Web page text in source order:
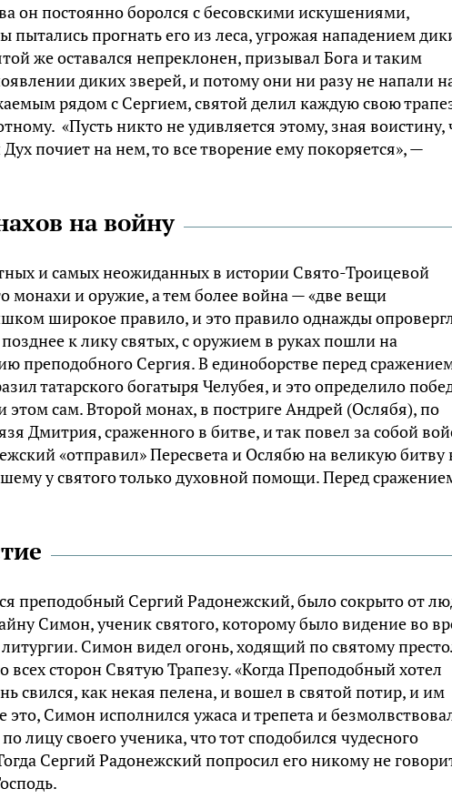
он постоянно боролся с бесовскими искушениями,
пытались прогнать его из леса, угрожая нападением
же оставался непреклонен, призывал Бога и таким
диких зверей, и потому они ни разу не напали
рядом с Сергием, святой делил каждую свою
«Пусть никто не удивляется этому, зная воистину,
почиет на нем, то все творение ему покоряется», —
на войну
и самых неожиданных в истории Свято-Троицевой
монахи и оружие, а тем более война — «две вещи
широкое правило, и это правило однажды
к лику святых, с оружием в руках пошли на
преподобного Сергия. В единоборстве перед
татарского богатыря Челубея, и это определило
этом сам. Второй монах, в постриге Андрей (Ослябя), по
Дмитрия, сраженного в битве, и так повел за собой
«отправил» Пересвета и Ослябю на великую битву
у святого только духовной помощи. Перед
преподобный Сергий Радонежский, было сокрыто от
Симон, ученик святого, которому было видение во
Симон видел огонь, ходящий по святому
сторон Святую Трапезу. «Когда Преподобный хотел
свился, как некая пелена, и вошел в святой потир, и им
Симон исполнился ужаса и трепета и
лицу своего ученика, что тот сподобился чудесного
Сергий Радонежский попросил его никому не